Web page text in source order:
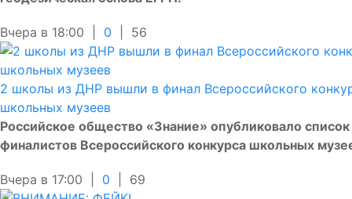
Вчера в 18:00 | 0 56
2 школы из ДНР вышли в финал Всероссийского
школьных музеев
Российское общество «Знание» опубликовало список
финалистов Всероссийского конкурса школьных
Вчера в 17:00 | 0 69